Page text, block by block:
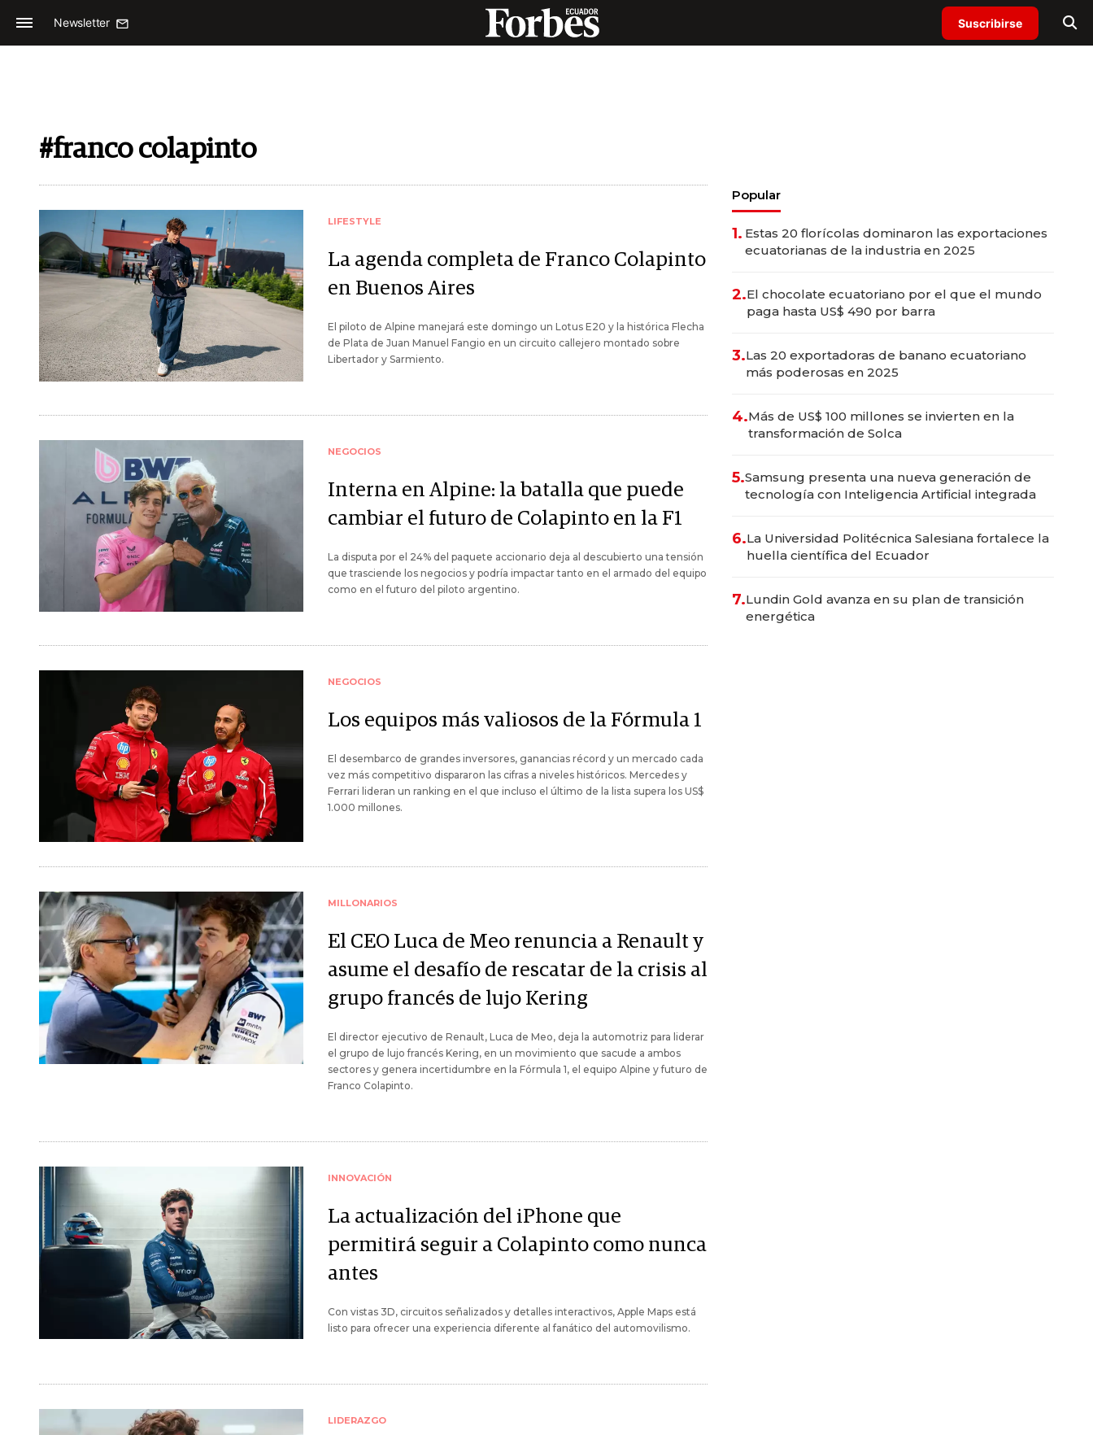
Newsletter Suscribirse
#franco colapinto
LIFESTYLE
La agenda completa de Franco Colapinto
en Buenos Aires
El piloto de Alpine manejará este domingo un Lotus E20 y la histórica Flecha
de Plata de Juan Manuel Fangio en un circuito callejero montado sobre
Libertador y Sarmiento.
NEGOCIOS
Interna en Alpine: la batalla que puede
cambiar el futuro de Colapinto en la F1
La disputa por el 24% del paquete accionario deja al descubierto una tensión
que trasciende los negocios y podría impactar tanto en el armado del equipo
como en el futuro del piloto argentino.
NEGOCIOS
Los equipos más valiosos de la Fórmula 1
El desembarco de grandes inversores, ganancias récord y un mercado cada
vez más competitivo dispararon las cifras a niveles históricos. Mercedes y
Ferrari lideran un ranking en el que incluso el último de la lista supera los US$
1.000 millones.
MILLONARIOS
El CEO Luca de Meo renuncia a Renault y
asume el desafío de rescatar de la crisis al
grupo francés de lujo Kering
El director ejecutivo de Renault, Luca de Meo, deja la automotriz para liderar
el grupo de lujo francés Kering, en un movimiento que sacude a ambos
sectores y genera incertidumbre en la Fórmula 1, el equipo Alpine y futuro de
Franco Colapinto.
INNOVACIÓN
La actualización del iPhone que
permitirá seguir a Colapinto como nunca
antes
Con vistas 3D, circuitos señalizados y detalles interactivos, Apple Maps está
listo para ofrecer una experiencia diferente al fanático del automovilismo.
LIDERAZGO
Popular
1. Estas 20 florícolas dominaron las exportaciones
ecuatorianas de la industria en 2025
2.El chocolate ecuatoriano por el que el mundo
paga hasta US$ 490 por barra
3.Las 20 exportadoras de banano ecuatoriano
más poderosas en 2025
4.Más de US$ 100 millones se invierten en la
transformación de Solca
5.Samsung presenta una nueva generación de
tecnología con Inteligencia Artificial integrada
6.La Universidad Politécnica Salesiana fortalece la
huella científica del Ecuador
7.Lundin Gold avanza en su plan de transición
energética